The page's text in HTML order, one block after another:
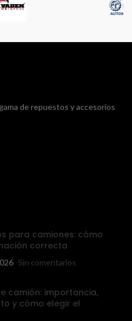
de repuestos y accesorios
para camiones: cómo
correcta
Sin comentarios
camión: importancia,
y cómo elegir el